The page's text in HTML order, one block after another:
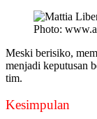
Photo:
Meski berisiko,
menjadi keputusan
tim.
Kesimpulan